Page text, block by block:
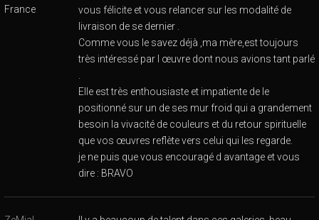
France
vous félicite et vous relancer sur les modalité de
livraison de se dernier .
Comme vous le savez déjà ,ma mère,est toujours
très intéressé par l œuvre dont nous avions tant parlé
Elle est très enthousiaste et impatiente de le
positionné sur un de ses mur froid qui a grandement
besoin la vivacité de couleurs et du retour spirituelle
que vos œuvres reflète vers celui qui les regarde.
je ne puis que vous encouragé d avantage et vous
dire : BRAVO